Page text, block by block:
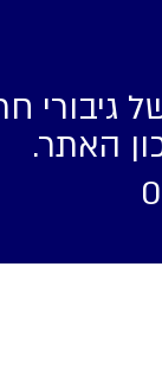
גיבורי
האתר.